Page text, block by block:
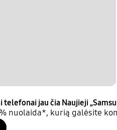
telefonai jau čia Naujieji
nuolaida*, kurią galėsite